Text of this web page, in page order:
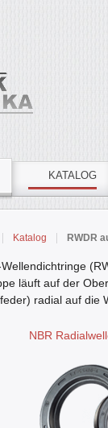
KATALOG
Katalog RWDR
läuft auf der
radial auf die
NBR